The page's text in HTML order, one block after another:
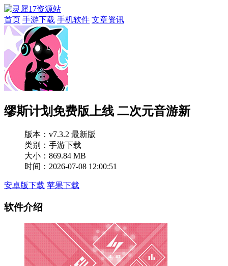
首页 手游下载 手机软件 文章资讯
缪斯计划免费版上线 二次元音游新
版本： v7.3.2 最新版
类别：手游下载
大小：869.84 MB
时间：2026-07-08 12:00:51
安卓版下载 苹果下载
软件介绍